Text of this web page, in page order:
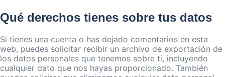
Qué derechos tienes sobre tus datos
Si tienes una cuenta o has dejado comentarios en esta
web, puedes solicitar recibir un archivo de exportación de
los datos personales que tenemos sobre ti, incluyendo
cualquier dato que nos hayas proporcionado. También